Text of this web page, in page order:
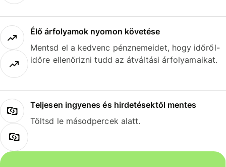
Élő árfolyamok nyomon követése
Mentsd el a kedvenc pénznemeidet, hogy időről-
időre ellenőrizni tudd az átváltási árfolyamaikat.
Teljesen ingyenes és hirdetésektől mentes
Töltsd le másodpercek alatt.